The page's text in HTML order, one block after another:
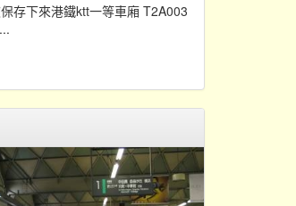
存下來港鐵ktt一等車廂 T2A003